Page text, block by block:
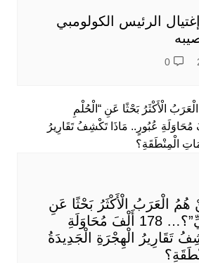
الرئيس الكولومبي
0
هُمُ الْعَرَبُ الْأَكْثَرُ بَحْثًا عَنِ
“الْحُلْمِ الْأُورُوبِيِّ”؟… 178 أَلْفَ مُحَاوَلَةِ
تَقَارِيرُ الْهِجْرَةِ الْجَدِيدَةُ